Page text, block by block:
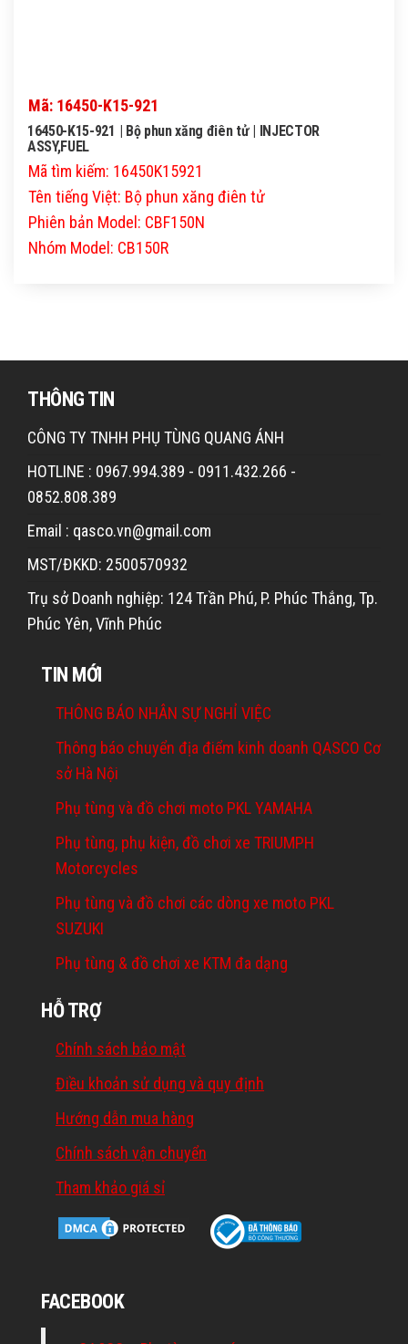
Mã: 16450-K15-921
16450-K15-921 | Bộ phun xăng điên tử | INJECTOR
ASSY,FUEL
Mã tìm kiếm: 16450K15921
Tên tiếng Việt: Bộ phun xăng điên tử
Phiên bản Model: CBF150N
Nhóm Model: CB150R
THÔNG TIN
CÔNG TY TNHH PHỤ TÙNG QUANG ÁNH
HOTLINE : 0967.994.389 - 0911.432.266 -
0852.808.389
Email : qasco.vn@gmail.com
MST/ĐKKD: 2500570932
Trụ sở Doanh nghiệp: 124 Trần Phú, P. Phúc Thắng, Tp.
Phúc Yên, Vĩnh Phúc
TIN MỚI
THÔNG BÁO NHÂN SỰ NGHỈ VIỆC
Thông báo chuyển địa điểm kinh doanh QASCO Cơ
sở Hà Nội
Phụ tùng và đồ chơi moto PKL YAMAHA
Phụ tùng, phụ kiện, đồ chơi xe TRIUMPH
Motorcycles
Phụ tùng và đồ chơi các dòng xe moto PKL
SUZUKI
Phụ tùng & đồ chơi xe KTM đa dạng
HỖ TRỢ
Chính sách bảo mật
Điều khoản sử dụng và quy định
Hướng dẫn mua hàng
Chính sách vận chuyển
Tham khảo giá sỉ
FACEBOOK